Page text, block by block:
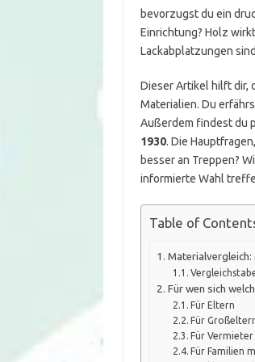
bevorzugst du ein
Einrichtung? Holz
Lackabplatzungen
Dieser Artikel hilft dir,
Materialien. Du
Außerdem findest du
1930. Die
besser an Treppen?
informierte Wahl
Table of
Für wen sich
Für Eltern
Für
Für Vermieter
Für Familien